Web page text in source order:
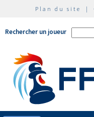
Plan du site |
Rechercher un joueur